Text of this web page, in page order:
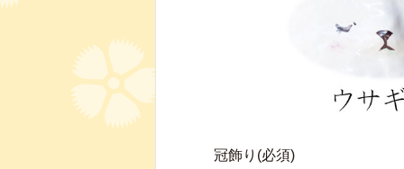
冠飾り(必須)